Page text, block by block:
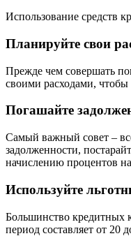
Использование средств
Планируйте свои
Прежде чем совершать
своими расходами,
Погашайте
Самый важный совет –
задолженности,
начислению процентов
Используйте
Большинство кредитных
период составляет от 20